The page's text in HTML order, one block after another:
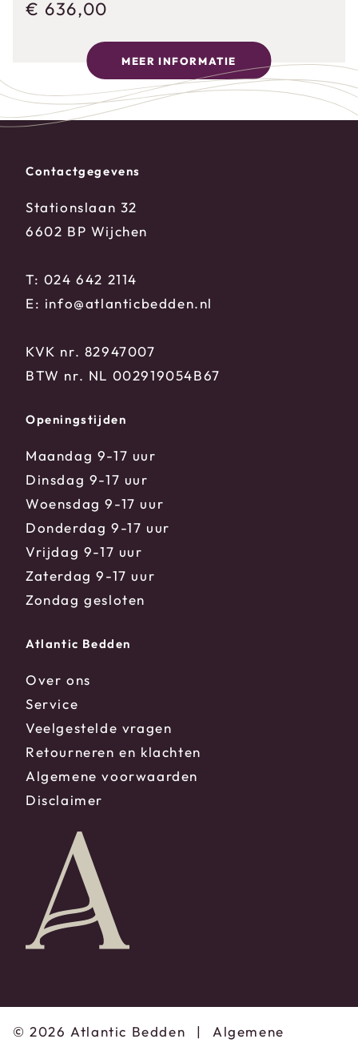
€ 636,00
MEER INFORMATIE
Contactgegevens
Stationslaan 32
6602 BP Wijchen
T: 024 642 2114
E: info@atlanticbedden.nl
KVK nr. 82947007
BTW nr. NL 002919054B67
Openingstijden
Maandag 9-17 uur
Dinsdag 9-17 uur
Woensdag 9-17 uur
Donderdag 9-17 uur
Vrijdag 9-17 uur
Zaterdag 9-17 uur
Zondag gesloten
Atlantic Bedden
Over ons
Service
Veelgestelde vragen
Retourneren en klachten
Algemene voorwaarden
Disclaimer
© 2026 Atlantic Bedden |
Algemene